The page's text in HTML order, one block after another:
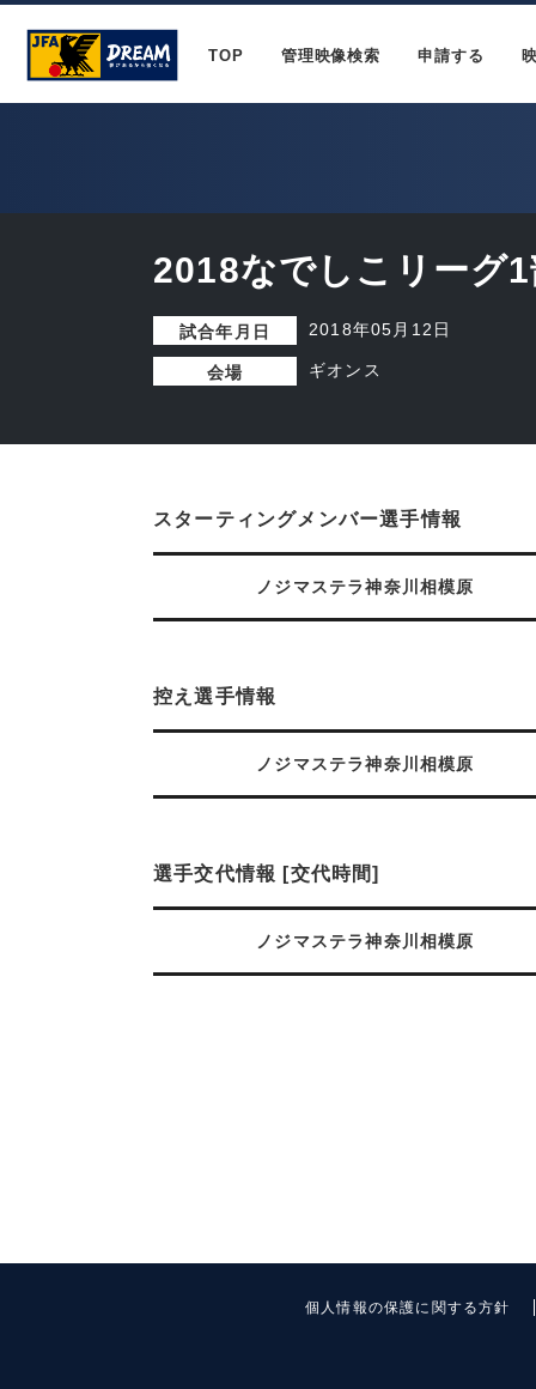
TOP 管理映像検索 申請する
2018なでしこリーグ
試合年月日 2018年05月12日
会場 ギオンス
スターティングメンバー選手情報
ノジマステラ神奈川相模原
控え選手情報
ノジマステラ神奈川相模原
選手交代情報 [交代時間]
ノジマステラ神奈川相模原
個人情報の保護に関する方針